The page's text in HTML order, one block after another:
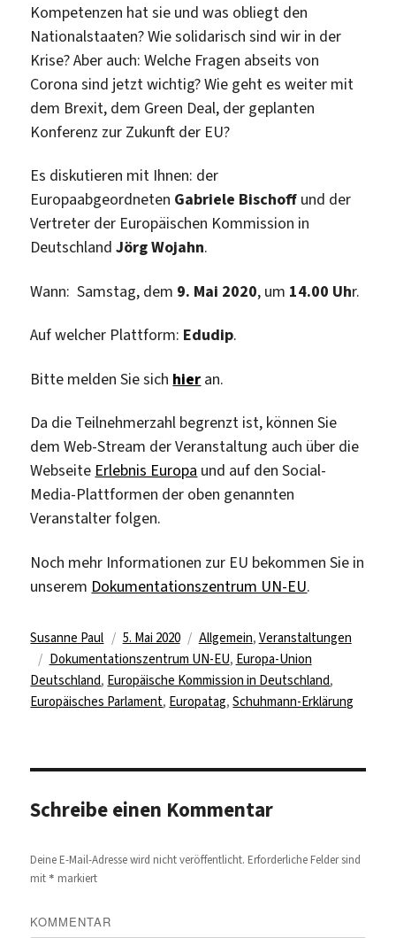
Kompetenzen hat sie und was obliegt den
Nationalstaaten? Wie solidarisch sind wir in der
Krise? Aber auch: Welche Fragen abseits von
Corona sind jetzt wichtig? Wie geht es weiter mit
dem Brexit, dem Green Deal, der geplanten
Konferenz zur Zukunft der EU?
Es diskutieren mit Ihnen: der
Europaabgeordneten Gabriele Bischoff und der
Vertreter der Europäischen Kommission in
DeutschlandJörg Wojahn.
Wann: Samstag, dem 9. Mai 2020, um 14.00 Uhr.
Auf welcher Plattform: Edudip.
Bitte melden Sie sich hier an.
Da die Teilnehmerzahl begrenzt ist, können Sie
dem Web-Stream der Veranstaltung auch über die
Webseite Erlebnis Europa und auf den Social-
Media-Plattformen der oben genannten
Veranstalter folgen.
Noch mehr Informationen zur EU bekommen Sie in
unserem Dokumentationszentrum UN-EU.
Autor
Susanne Paul
Veröffentlicht
am
5. Mai 2020 Kategorien
Allgemein, Veranstaltungen
Schlagwörter
Dokumentationszentrum UN-EU, Europa-Union
Deutschland, Europäische Kommission in Deutschland,
Europäisches Parlament, Europatag,Schuhmann-Erklärung
Schreibe einen Kommentar
Deine E-Mail-Adresse wird nicht veröffentlicht. Erforderliche Felder sind
mit * markiert
KOMMENTAR